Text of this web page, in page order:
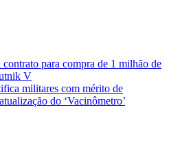
para compra de 1 milhão de
V
militares com mérito de
do ‘Vacinômetro’